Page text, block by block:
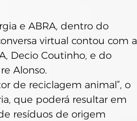
e ABRA, dentro do
virtual contou com a
Decio Coutinho, e do
Alonso.
de reciclagem animal”, o
que poderá resultar em
resíduos de origem